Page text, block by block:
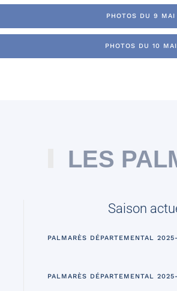
PHOTOS DU 9 MAI
PHOTOS DU 10
LES
Saison
PALMARÈS DÉPARTEMENTAL
PALMARÈS DÉPARTEMENTAL